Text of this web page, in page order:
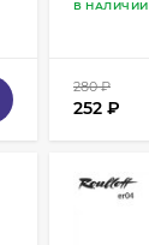
В НАЛИЧИИ
280₽
252 ₽